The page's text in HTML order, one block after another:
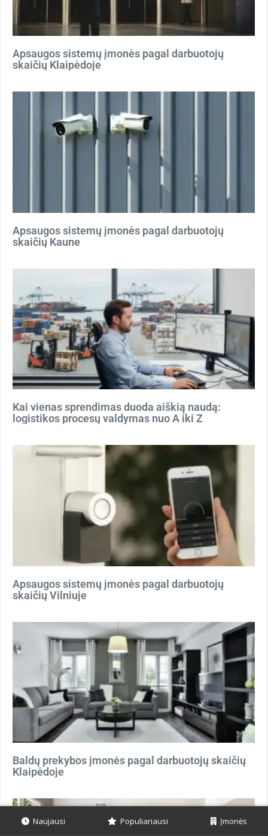
Apsaugos sistemų įmonės pagal darbuotojų
skaičių Klaipėdoje
Apsaugos sistemų įmonės pagal darbuotojų
skaičių Kaune
Kai vienas sprendimas duoda aiškią naudą:
logistikos procesų valdymas nuo A iki Z
Apsaugos sistemų įmonės pagal darbuotojų
skaičių Vilniuje
Baldų prekybos įmonės pagal darbuotojų skaičių
Klaipėdoje
Naujausi Populiariausi Įmonės